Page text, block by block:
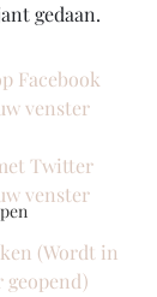
gedaan.
Facebook
venster
Twitter
venster
(Wordt in
geopend)